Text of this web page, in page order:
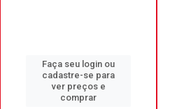
Faça seu login ou
cadastre-se para
ver preços e
comprar